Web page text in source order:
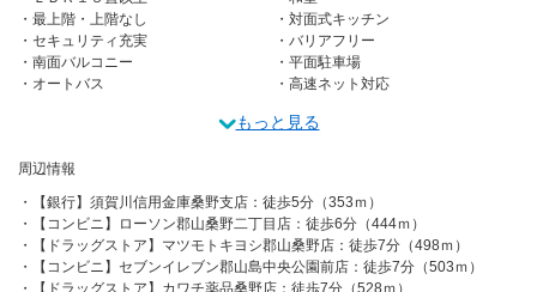
最上階・上階なし
対面式キッチン
セキュリティ充実
バリアフリー
南面バルコニー
平面駐車場
オートバス
高速ネット対応
もっと見る
周辺情報
【銀行】須賀川信用金庫桑野支店：徒歩5分（353ｍ）
【コンビニ】ローソン郡山桑野二丁目店：徒歩6分（444ｍ）
【ドラッグストア】マツモトキヨシ郡山桑野店：徒歩7分（498ｍ）
【コンビニ】セブンイレブン郡山島中央公園前店：徒歩7分（503ｍ）
【ドラッグストア】カワチ薬品桑野店：徒歩7分（528ｍ）